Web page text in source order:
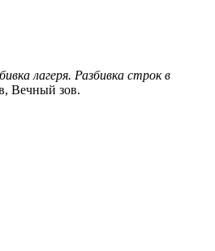
лагеря. Разбивка строк в
Вечный зов.